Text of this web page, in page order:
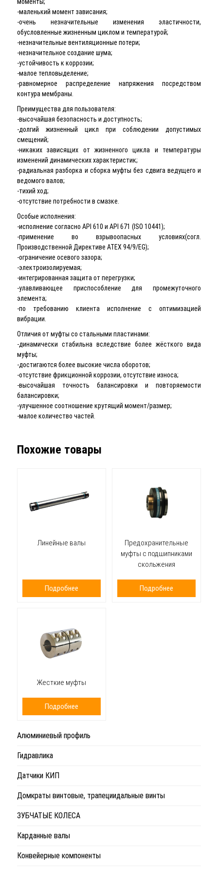
-маленький момент зависания;
-очень незначительные изменения эластичности,
обусловленные жизненным циклом и температурой;
-незначительные вентиляционные потери;
-незначительное создание шума;
-устойчивость к коррозии;
-малое тепловыделение;
-равномерное распределение напряжения посредством
контура мембраны.
Преимущества для пользователя:
-высочайшая безопасность и доступность;
-долгий жизненный цикл при соблюдении допустимых
смещений;
-никаких зависящих от жизненного цикла и температуры
изменений динамических характеристик;
-радиальная разборка и сборка муфты без сдвига ведущего и
ведомого валов;
-тихий ход;
-отсутствие потребности в смазке.
Особые исполнения:
-исполнение согласно API 610 и API 671 (ISO 10441);
-применение во взрывоопасных условиях(согл.
Производственной Директиве ATEX 94/9/EG);
-ограничение осевого зазора;
-электроизолируемая;
-интегрированная защита от перегрузки;
-улавливающее приспособление для промежуточного
элемента;
-по требованию клиента исполнение с оптимизацией
вибрации.
Отличия от муфты со стальными пластинами:
-динамически стабильна вследствие более жёсткого вида
муфты;
-достигаются более высокие числа оборотов;
-отсутствие фрикционной коррозии, отсутствие износа;
-высочайшая точность балансировки и повторяемости
балансировки;
-улучшенное соотношение крутящий момент/размер;
-малое количество частей.
Похожие товары
Линейные валы
Подробнее
Предохранительные
муфты с подшипниками
скольжения
Подробнее
Жесткие муфты
Подробнее
Алюминиевый профиль
Гидравлика
Датчики КИП
Домкраты винтовые, трапециидальные винты
ЗУБЧАТЫЕ КОЛЕСА
Карданные валы
Конвейерные компоненты